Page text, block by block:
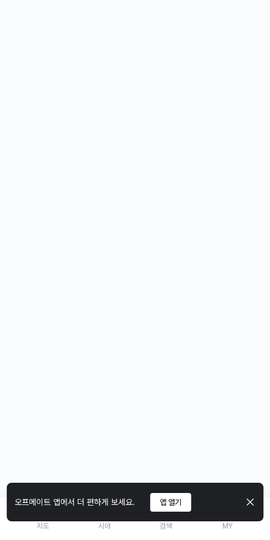
오프메이트 앱에서 더 편하게 보세요. 앱 열기
지도 시야 검색 MY